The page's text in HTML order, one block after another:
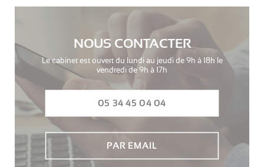
NOUS CONTACTER
Le cabinet est ouvert du lundi au jeudi de 9h à 18h le
vendredi de 9h à 17h
05 34 45 04 04
PAR EMAIL